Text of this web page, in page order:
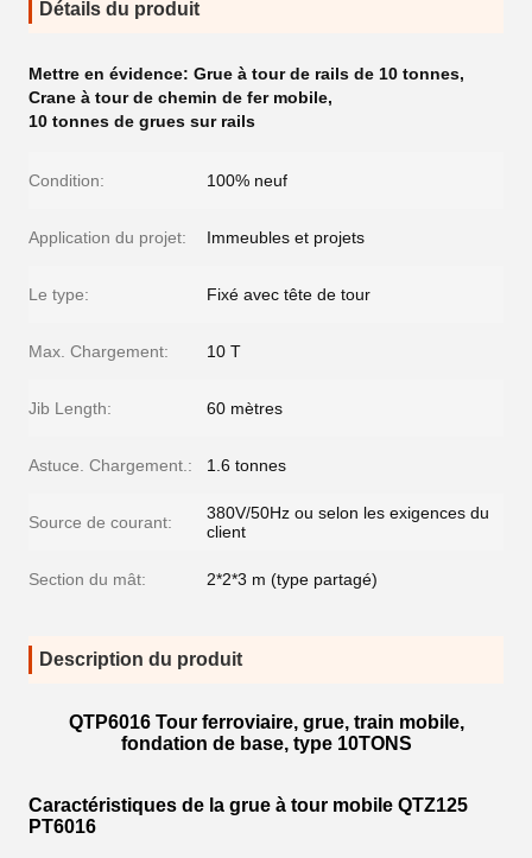
Détails du produit
Mettre en évidence: Grue à tour de rails de 10 tonnes,
Crane à tour de chemin de fer mobile,
10 tonnes de grues sur rails
Condition: 100% neuf
Application du projet: Immeubles et projets
Le type: Fixé avec tête de tour
Max. Chargement: 10 T
Jib Length: 60 mètres
Astuce. Chargement.: 1.6 tonnes
Source de courant:
380V/50Hz ou selon les exigences du
client
Section du mât: 2*2*3 m (type partagé)
Description du produit
QTP6016 Tour ferroviaire, grue, train mobile,
fondation de base, type 10TONS
Caractéristiques de la grue à tour mobile QTZ125
PT6016